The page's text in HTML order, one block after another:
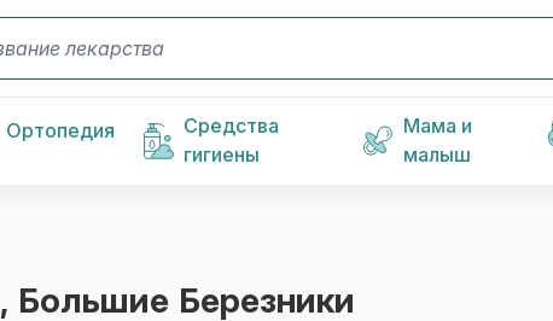
Ортопедия
Средства
гигиены
Мама и
малыш
, Большие Березники